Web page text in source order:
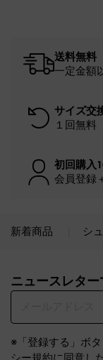
送料無料
一定金額
サイズ交
１回無料
初回購入
会員登録
新着商品 シ
ニュースレター
※「登録する」ボタ